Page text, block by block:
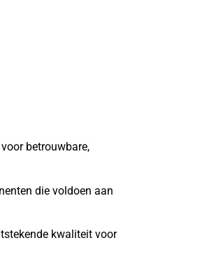
betrouwbare,
die voldoen aan
kwaliteit voor